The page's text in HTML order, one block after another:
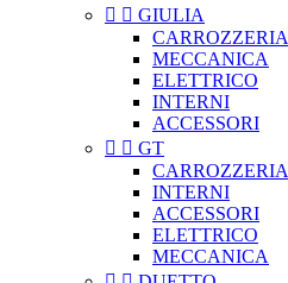
  GIULIA
CARROZZERIA
MECCANICA
ELETTRICO
INTERNI
ACCESSORI
  GT
CARROZZERIA
INTERNI
ACCESSORI
ELETTRICO
MECCANICA